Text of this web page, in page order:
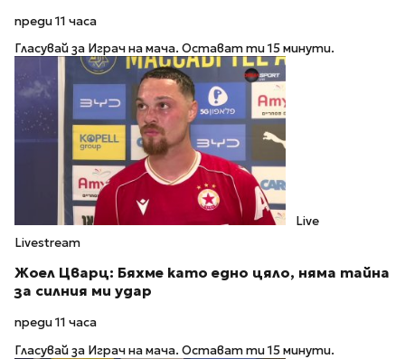
преди 11 часа
Гласувай за Играч на мача. Остават ти 15 минути.
Live
Livestream
Жоел Цварц: Бяхме като едно цяло, няма тайна
за силния ми удар
преди 11 часа
Гласувай за Играч на мача. Остават ти 15 минути.